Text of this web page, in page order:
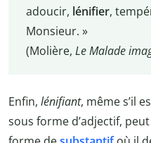
adoucir, lénifier,
Monsieur. »
(Molière, Le Malade
Enfin, lénifiant, même s’il
sous forme d’adjectif,